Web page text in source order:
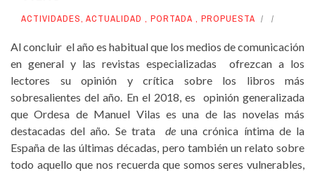
ACTIVIDADES, ACTUALIDAD , PORTADA , PROPUESTA
Al concluir el año es habitual que los medios de comunicación
en general y las revistas especializadas ofrezcan a los
lectores su opinión y crítica sobre los libros más
sobresalientes del año. En el 2018, es opinión generalizada
que Ordesa de Manuel Vilas es una de las novelas más
destacadas del año. Se trata deuna crónica íntima de la
España de las últimas décadas, pero también un relato sobre
todo aquello que nos recuerda que somos seres vulnerables,